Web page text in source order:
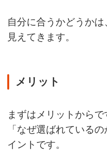
自分に合うかどうか
見えてきます。
メリット
まずはメリットからで
「なぜ選ばれている
イントです。